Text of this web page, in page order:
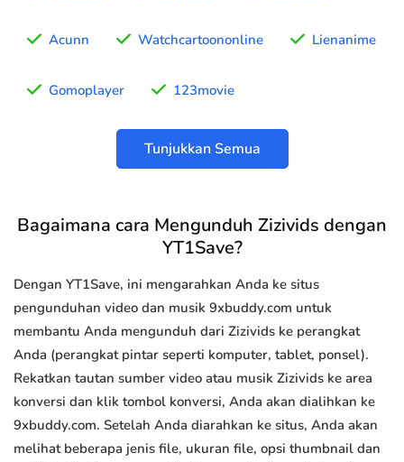
Acunn Watchcartoononline Lienanime
Gomoplayer 123movie
Tunjukkan Semua
Bagaimana cara Mengunduh Zizivids dengan
YT1Save?
Dengan YT1Save, ini mengarahkan Anda ke situs
pengunduhan video dan musik 9xbuddy.com untuk
membantu Anda mengunduh dari Zizivids ke perangkat
Anda (perangkat pintar seperti komputer, tablet, ponsel).
Rekatkan tautan sumber video atau musik Zizivids ke area
konversi dan klik tombol konversi, Anda akan dialihkan ke
9xbuddy.com. Setelah Anda diarahkan ke situs, Anda akan
melihat beberapa jenis file, ukuran file, opsi thumbnail dan